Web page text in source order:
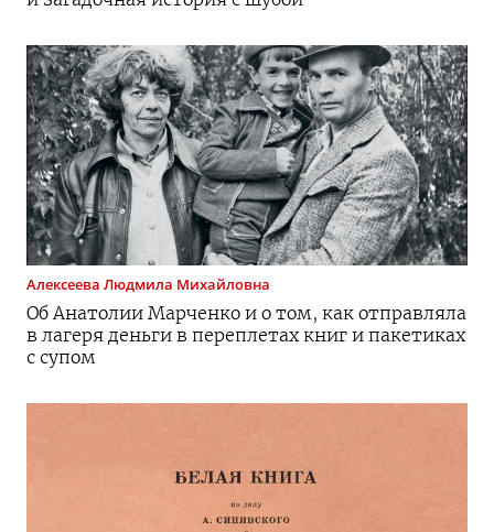
Алексеева Людмила Михайловна
Об Анатолии Марченко и о том, как отправляла
в лагеря деньги в переплетах книг и пакетиках
с супом